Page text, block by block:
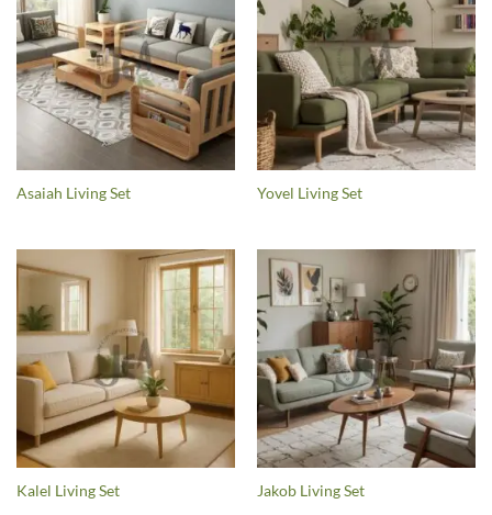
Asaiah Living Set Yovel Living Set
Kalel Living Set Jakob Living Set